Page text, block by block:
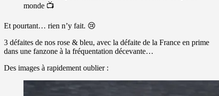
monde 📺
Et pourtant… rien n’y fait. 😢
3 défaites de nos rose & bleu, avec la défaite de la France en prime
dans une fanzone à la fréquentation décevante…
Des images à rapidement oublier :